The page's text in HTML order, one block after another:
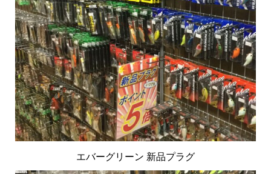
エバーグリーン 新品プラグ